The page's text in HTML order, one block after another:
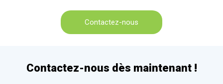
Contactez-nous
Contactez-nous dès maintenant !